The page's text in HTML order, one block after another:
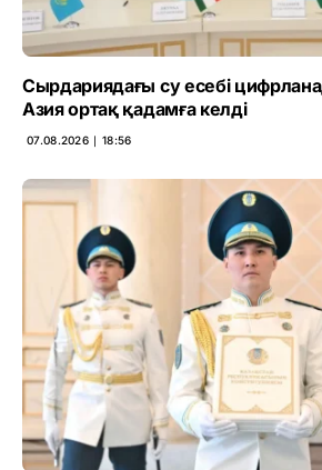
Сырдариядағы су есебі
Азия ортақ қадамға келді
07.08.2026 ∣ 18:56